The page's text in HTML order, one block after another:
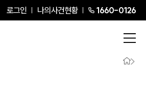
로그인 나의사건현황 1660-0126